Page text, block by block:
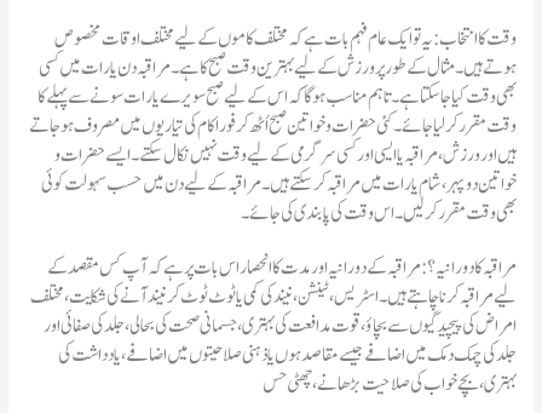
ہوتے ہیں۔ مثال کے طور پر ورزش کے لیے بہترین وقت صبح کا ہے۔ مراقبہ دن یارات میں کسی
بھی وقت کیا جاسکتا ہے۔ تاہم مناسب ہو گا کہ اس کے لیے صبح سویرے یارات سونے سے پہلے کا
وقت مقرر کر لیا جائے۔ کئی حضرات و خواتین صبح اُٹھ کر فورا کام کی تیاریوں میں مصروف ہو جاتے
ہیں اور ورزش، مراقبہ یا ایسی اور کسی سر گرمی کے لیے وقت نہیں نکال سکتے۔ ایسے حضرات و
خواتین دو پہر، شام یا رات میں مراقبہ کر سکتے ہیں۔ مراقبہ کے لیے دن میں حسب سہولت کوئی
بھی وقت مقرر کر لیں۔ اس وقت کی پابندی کی جائے۔
لیے مراقبہ کرنا چاہتے ہیں۔ اسٹریس، ٹینشن، نیند کی کمی یا ٹوٹ ٹوٹ کر نیند آنے کی شکایت، مختلف
امراض کی پیچیدگیوں سے بچاؤ، قوت مدافعت کی بہتری، جسمانی صحت کی بحالی ، جلد کی صفائی اور
جلد کی چمک دمک میں اضافے جیسے مقاصد ہوں یاذ ہنی صلاحیتوں میں اضافے، یاد داشت کی
بہتری، بچے خواب کی صلاحیت بڑھانے، چھٹی حس